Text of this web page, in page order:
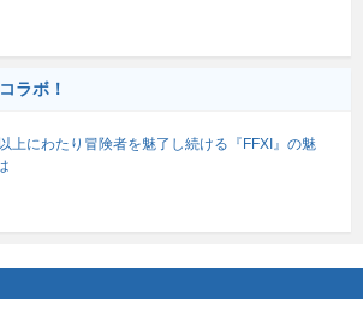
ラボ！
上にわたり冒険者を魅了し続ける『FFXI』の魅